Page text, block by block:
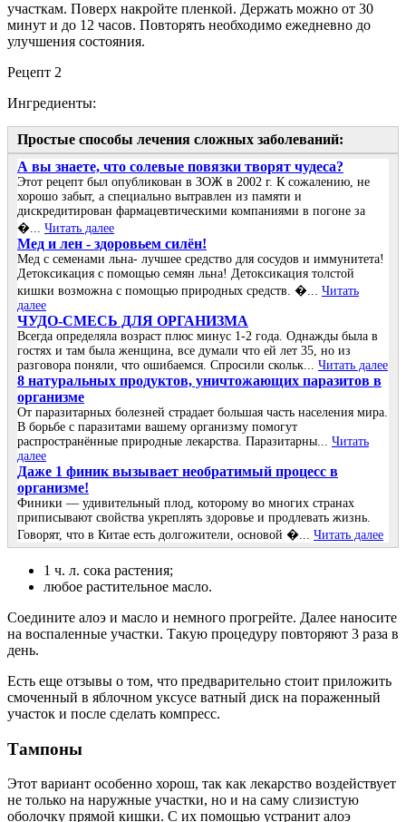
участкам. Поверх накройте пленкой. Держать можно от 30
минут и до 12 часов. Повторять необходимо ежедневно до
улучшения состояния.
Рецепт 2
Ингредиенты:
Простые способы лечения сложных заболеваний:
А вы знаете, что солевые повязки творят чудеса?
Этот рецепт был опубликован в ЗОЖ в 2002 г. К сожалению, не
хорошо забыт, а специально вытравлен из памяти и
дискредитирован фармацевтическими компаниями в погоне за
�... Читать далее
Мед и лен - здоровьем силён!
Мед с семенами льна- лучшее средство для сосудов и иммунитета!
Детоксикация с помощью семян льна! Детоксикация толстой
кишки возможна с помощью природных средств. �... Читать
далее
ЧУДО-СМЕСЬ ДЛЯ ОРГАНИЗМА
Всегда определяла возраст плюс минус 1-2 года. Однажды была в
гостях и там была женщина, все думали что ей лет 35, но из
разговора поняли, что ошибаемся. Спросили скольк... Читать далее
8 натуральных продуктов, уничтожающих паразитов в
организме
От паразитарных болезней страдает большая часть населения мира.
В борьбе с паразитами вашему организму помогут
распространённые природные лекарства. Паразитарны... Читать
далее
Даже 1 финик вызывает необратимый процесс в
организме!
Финики — удивительный плод, которому во многих странах
приписывают свойства укреплять здоровье и продлевать жизнь.
Говорят, что в Китае есть долгожители, основой �... Читать далее
1 ч. л. сока растения;
любое растительное масло.
Соедините алоэ и масло и немного прогрейте. Далее наносите
на воспаленные участки. Такую процедуру повторяют 3 раза в
день.
Есть еще отзывы о том, что предварительно стоит приложить
смоченный в яблочном уксусе ватный диск на пораженный
участок и после сделать компресс.
Тампоны
Этот вариант особенно хорош, так как лекарство воздействует
не только на наружные участки, но и на саму слизистую
оболочку прямой кишки. С их помощью устранит алоэ